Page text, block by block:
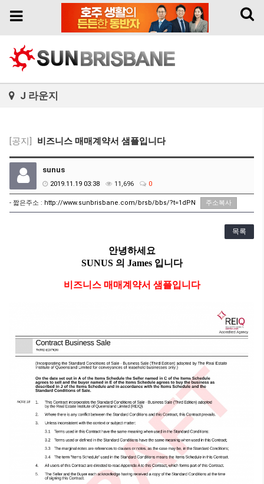
Toggle
Toggle
J 라운지
[공지] 비즈니스 매매계약서 샘플입니다
sunus
2019.11.19 03:38 11,696 0
- 짧은주소 : http://www.sunbrisbane.com/brsb/bbs/?t=1dPN 주소복사
목록
안녕하세요
SUNUS 의 James 입니다
비즈니스 매매계약서 샘플입니다